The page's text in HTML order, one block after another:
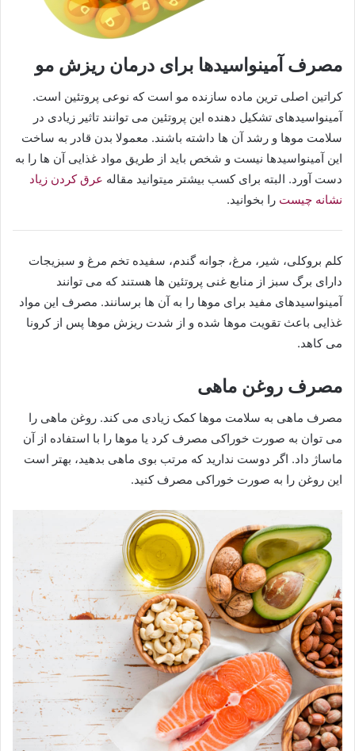
مصرف آمینواسیدها برای درمان ریزش مو
کراتین اصلی ترین ماده سازنده مو است که نوعی پروتئین است.
آمینواسیدهای تشکیل دهنده این پروتئین می توانند تاثیر زیادی در
سلامت موها و رشد آن ها داشته باشند. معمولا بدن قادر به ساخت
این آمینواسیدها نیست و شخص باید از طریق مواد غذایی آن ها را به
دست آورد. البته برای کسب بیشتر میتوانید مقاله عرق کردن زیاد
نشانه چیست را بخوانید.
کلم بروکلی، شیر، مرغ، جوانه گندم، سفیده تخم مرغ و سبزیجات
دارای برگ سبز از منابع غنی پروتئین ها هستند که می توانند
آمینواسیدهای مفید برای موها را به آن ها برسانند. مصرف این مواد
غذایی باعث تقویت موها شده و از شدت ریزش موها پس از کرونا
می کاهد.
مصرف روغن ماهی
مصرف ماهی به سلامت موها کمک زیادی می کند. روغن ماهی را
می توان به صورت خوراکی مصرف کرد یا موها را با استفاده از آن
ماساژ داد. اگر دوست ندارید که مرتب بوی ماهی بدهید، بهتر است
این روغن را به صورت خوراکی مصرف کنید.